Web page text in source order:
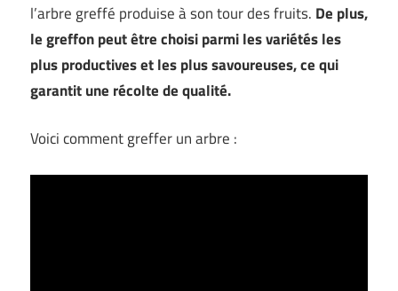
l’arbre greffé produise à son tour des fruits. De plus,
le greffon peut être choisi parmi les variétés les
plus productives et les plus savoureuses, ce qui
garantit une récolte de qualité.
Voici comment greffer un arbre :